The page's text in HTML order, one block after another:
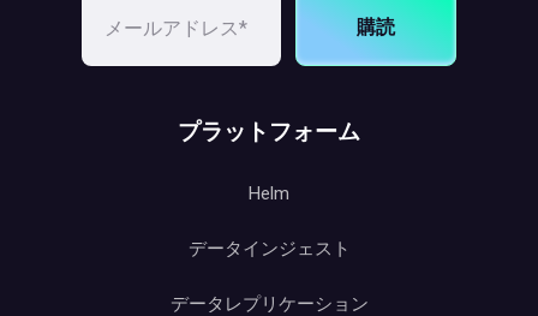
購読
プラットフォーム
Helm
データインジェスト
データレプリケーション